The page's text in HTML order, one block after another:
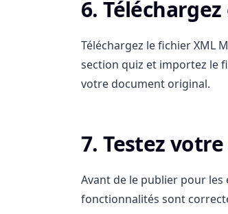
6.
Téléchargez le fichier XML
section quiz et importez le
votre document original.
7. Testez
Avant de le publier pour
fonctionnalités sont